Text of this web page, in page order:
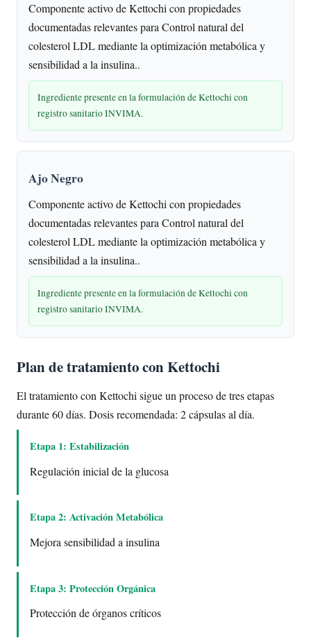
Componente activo de Kettochi con propiedades
documentadas relevantes para Control natural del
colesterol LDL mediante la optimización metabólica y
sensibilidad a la insulina..
Ingrediente presente en la formulación de Kettochi con
registro sanitario INVIMA.
Ajo Negro
Componente activo de Kettochi con propiedades
documentadas relevantes para Control natural del
colesterol LDL mediante la optimización metabólica y
sensibilidad a la insulina..
Ingrediente presente en la formulación de Kettochi con
registro sanitario INVIMA.
Plan de tratamiento con Kettochi
El tratamiento con Kettochi sigue un proceso de tres etapas
durante 60 días. Dosis recomendada: 2 cápsulas al día.
Etapa 1: Estabilización
Regulación inicial de la glucosa
Etapa 2: Activación Metabólica
Mejora sensibilidad a insulina
Etapa 3: Protección Orgánica
Protección de órganos críticos